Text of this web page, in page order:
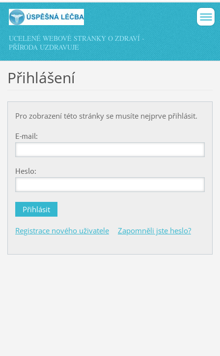
UCELENÉ WEBOVÉ STRÁNKY O ZDRAVÍ -
PŘÍRODA UZDRAVUJE
Přihlášení
Pro zobrazení této stránky se musíte nejprve přihlásit.
E-mail:
Heslo:
Registrace nového uživatele Zapomněli jste heslo?